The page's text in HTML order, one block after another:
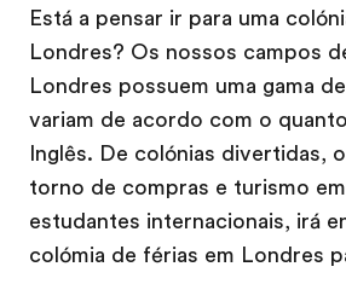
Carreiras
Junte-se a nós
Está a pensar ir para uma
Londres? Os nossos campos
Londres possuem uma gama
variam de acordo com o
Inglês. De colónias divertidas,
torno de compras e turismo
estudantes internacionais, irá
colómia de férias em Londres